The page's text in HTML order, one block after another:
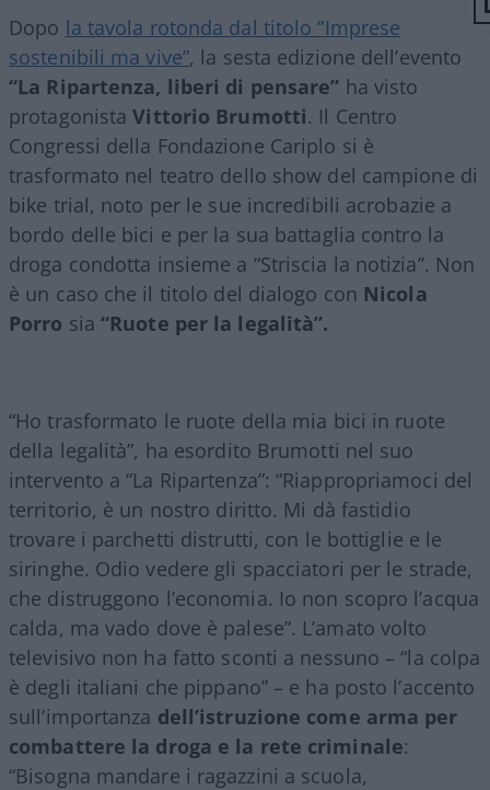
Dopo la tavola rotonda dal titolo “Imprese
sostenibili ma vive”, la sesta edizione dell’evento
“La Ripartenza, liberi di pensare” ha visto
protagonistaVittorio Brumotti. Il Centro
Congressi della Fondazione Cariplo si è
trasformato nel teatro dello show del campione di
bike trial, noto per le sue incredibili acrobazie a
bordo delle bici e per la sua battaglia contro la
droga condotta insieme a “Striscia la notizia”. Non
è un caso che il titolo del dialogo con Nicola
Porro sia “Ruote per la legalità”.
“Ho trasformato le ruote della mia bici in ruote
della legalità”, ha esordito Brumotti nel suo
intervento a “La Ripartenza”: “Riappropriamoci del
territorio, è un nostro diritto. Mi dà fastidio
trovare i parchetti distrutti, con le bottiglie e le
siringhe. Odio vedere gli spacciatori per le strade,
che distruggono l’economia. Io non scopro l’acqua
calda, ma vado dove è palese”. L’amato volto
televisivo non ha fatto sconti a nessuno – “la colpa
è degli italiani che pippano” – e ha posto l’accento
sull’importanza dell’istruzione come arma per
combattere la droga e la rete criminale:
“Bisogna mandare i ragazzini a scuola,